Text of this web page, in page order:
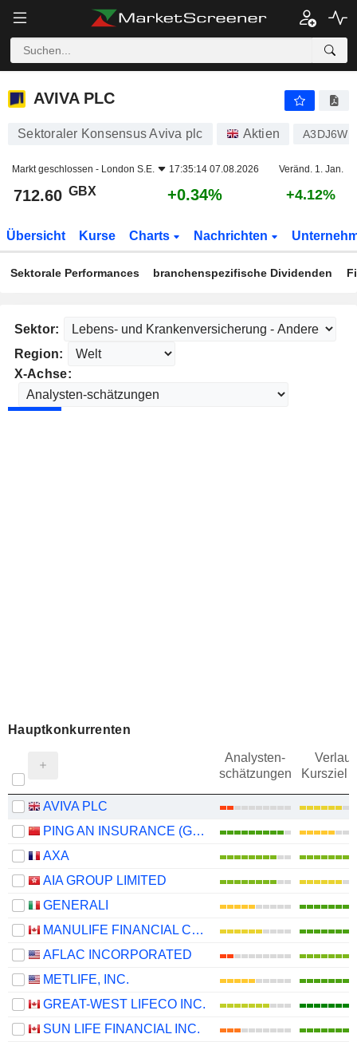
AVIVA PLC
AVIVA PLC
Sektoraler Konsensus Aviva plc Aktien A3DJ6W
Markt geschlossen - London S.E. 17:35:14 07.08.2026 Veränd. 1. Jan.
712.60 GBX +0.34% +4.12%
Übersicht Kurse Charts Nachrichten
Sektorale Performances branchenspezifische Dividenden
Sektor:
Region:
X-Achse:
Hauptkonkurrenten
Analysten-
schätzungen
Verlauf
Kursziel
AVIVA PLC
PING AN INSURANCE (GROUP) COMPANY OF CHINA, LTD.
AXA
AIA GROUP LIMITED
GENERALI
MANULIFE FINANCIAL CORPORATION
AFLAC INCORPORATED
METLIFE, INC.
GREAT-WEST LIFECO INC.
SUN LIFE FINANCIAL INC.